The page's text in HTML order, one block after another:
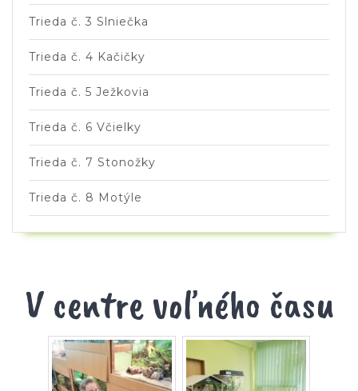
Trieda č. 3 Slniečka
Trieda č. 4 Kačičky
Trieda č. 5 Ježkovia
Trieda č. 6 Včielky
Trieda č. 7 Stonožky
Trieda č. 8 Motýle
V centre voľného času